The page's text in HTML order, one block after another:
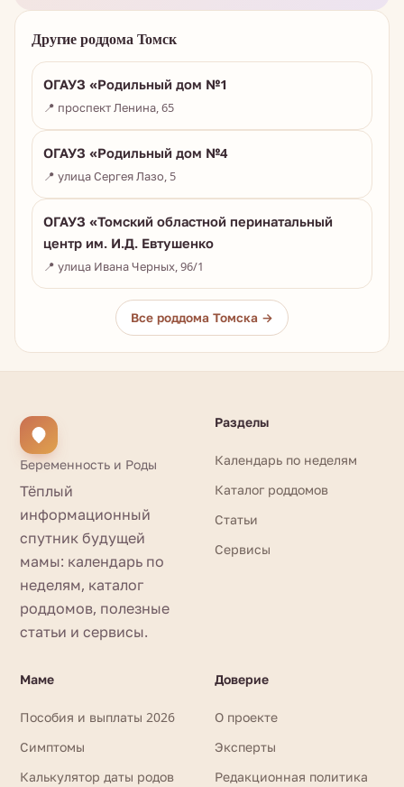
Другие роддома Томск
ОГАУЗ «Родильный дом №1
📍 проспект Ленина, 65
ОГАУЗ «Родильный дом №4
📍 улица Сергея Лазо, 5
ОГАУЗ «Томский областной перинатальный
центр им. И.Д. Евтушенко
📍 улица Ивана Черных, 96/1
Все роддома Томска →
Беременность и Роды
Тёплый
информационный
спутник будущей
мамы: календарь по
неделям, каталог
роддомов, полезные
статьи и сервисы.
Разделы
Календарь по неделям
Каталог роддомов
Статьи
Сервисы
Маме
Пособия и выплаты 2026
Симптомы
Калькулятор даты родов
Доверие
О проекте
Эксперты
Редакционная политика